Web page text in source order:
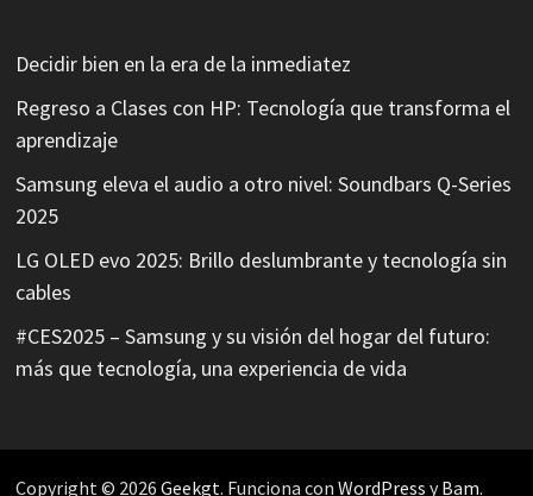
Decidir bien en la era de la inmediatez
Regreso a Clases con HP: Tecnología que transforma el
aprendizaje
Samsung eleva el audio a otro nivel: Soundbars Q-Series
2025
LG OLED evo 2025: Brillo deslumbrante y tecnología sin
cables
#CES2025 – Samsung y su visión del hogar del futuro:
más que tecnología, una experiencia de vida
Copyright © 2026 Geekgt. Funciona con WordPress yBam.